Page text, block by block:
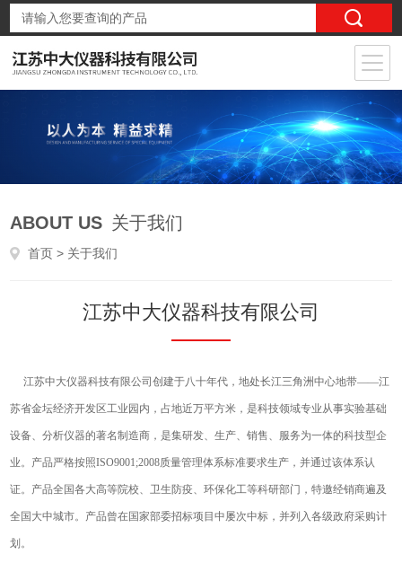
ABOUT US 关于我们
首页 > 关于我们
江苏中大仪器科技有限公司
江苏中大仪器科技有限公司创建于八十年代，地处长江三角洲中心地带――江
苏省金坛经济开发区工业园内，占地近万平方米，是科技领域专业从事实验基础
设备、分析仪器的著名制造商，是集研发、生产、销售、服务为一体的科技型企
业。产品严格按照ISO9001;2008质量管理体系标准要求生产，并通过该体系认
证。产品全国各大高等院校、卫生防疫、环保化工等科研部门，特邀经销商遍及
全国大中城市。产品曾在国家部委招标项目中屡次中标，并列入各级政府采购计
划。